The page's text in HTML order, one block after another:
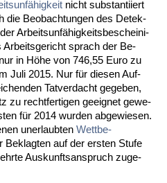
nicht sub­stan­ti­iert
die Be­ob­ach­tun­gen des De­tek­
Ar­beits­unfähig­keits­be­schei­ni­
Ar­beits­ge­richt sprach der Be­
in Höhe von 746,55 Eu­ro zu
Ju­li 2015. Nur für die­sen Auf­
Tat­ver­dacht ge­ge­ben,
zu recht­fer­ti­gen ge­eig­net ge­we­
für 2014 wur­den ab­ge­wie­sen.
un­er­laub­ten Wett­be­
Be­klag­ten auf der ers­ten Stu­fe
Aus­kunfts­an­spruch zu­ge­